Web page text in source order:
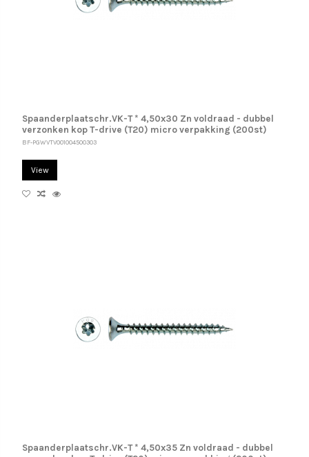
Spaanderplaatschr.VK-T * 4,50x30 Zn voldraad - dubbel
verzonken kop T-drive (T20) micro verpakking (200st)
BF-PGWVTV001004500303
View
Spaanderplaatschr.VK-T * 4,50x35 Zn voldraad - dubbel